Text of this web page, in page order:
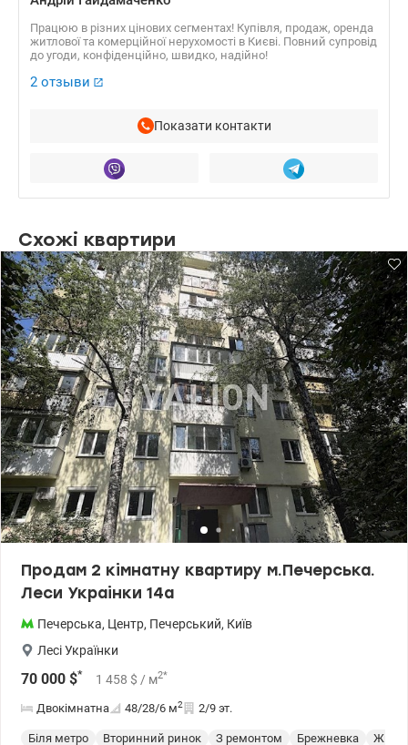
Працюю в різних цінових сегментах! Купівля, продаж, оренда
житлової та комерційної нерухомості в Києві. Повний супровід
до угоди, конфіденційно, швидко, надійно!
2 отзыви
Показати контакти
Схожі квартири
Продам 2 кімнатну квартиру м.Печерська.
Леси Украінки 14а
Печерська, Центр, Печерський, Київ
Лесі Українки
70 000 $* 1 458 $ / м2*
Двокімнатна 48/28/6 м2 2/9 эт.
Біля метро Вторинний ринок З ремонтом Брежневка